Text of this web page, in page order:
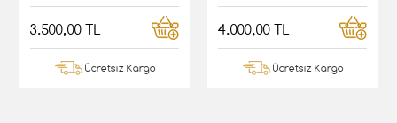
3.500,00 TL
Ücretsiz Kargo
4.000,00 TL
Ücretsiz Kargo